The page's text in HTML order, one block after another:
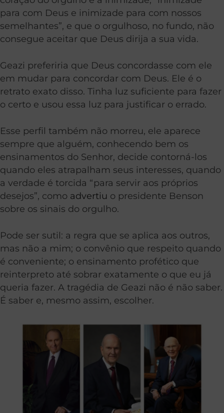
para com Deus e inimizade para com nossos
semelhantes”, e que o orgulhoso, no fundo, não
consegue aceitar que Deus dirija a sua vida.
Geazi preferiria que Deus concordasse com ele
em mudar para concordar com Deus. Ele é o
retrato exato disso. Tinha luz suficiente para fazer
o certo e usou essa luz para justificar o errado.
Esse perfil também não morreu, ele aparece
sempre que alguém, conhecendo bem os
ensinamentos do Senhor, decide contorná-los
quando eles atrapalham seus interesses, quando
a verdade é torcida “para servir aos próprios
desejos”, como advertiu o presidente Benson
sobre os sinais do orgulho.
Pode ser sutil: a regra que se aplica aos outros,
mas não a mim; o convênio que respeito quando
é conveniente; o ensinamento profético que
reinterpreto até sobrar exatamente o que eu já
queria fazer. A tragédia de Geazi não é não saber.
É saber e, mesmo assim, escolher.